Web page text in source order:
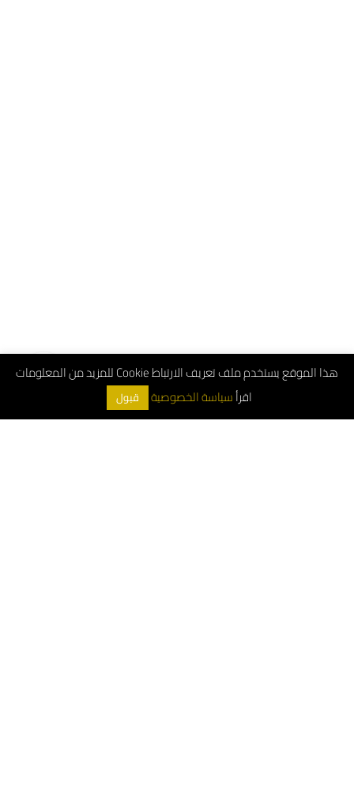
هذا الموقع يستخدم ملف تعريف الارتباط Cookie للمزيد من المعلومات
اقرأسياسة الخصوصية قبول